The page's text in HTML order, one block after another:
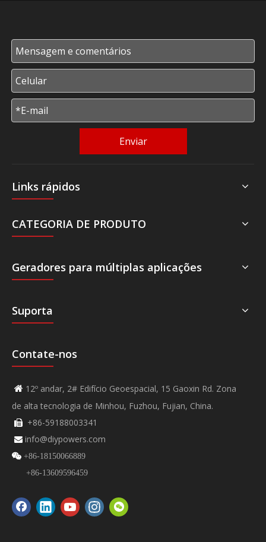
Enviar
Links rápidos
CATEGORIA DE PRODUTO
Geradores para múltiplas aplicações
Suporta
Contate-nos
 12º andar, 2# Edifício Geoespacial, 15 Gaoxin Rd. Zona
de alta tecnologia de Minhou, Fuzhou, Fujian, China.
 +86-59188003341
 info@diypowers.com
 +86-18150066889
+86-13609596459